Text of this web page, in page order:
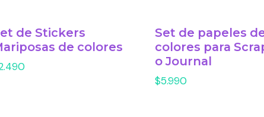
de Stickers
de colores
Set de papeles
colores para
o Journal
$5.990